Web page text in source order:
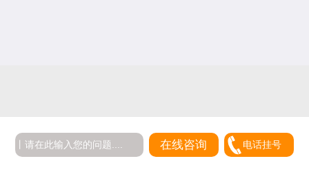
在线咨询 电话挂号